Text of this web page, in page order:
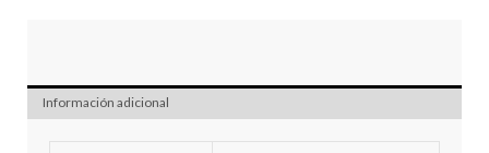
Información adicional